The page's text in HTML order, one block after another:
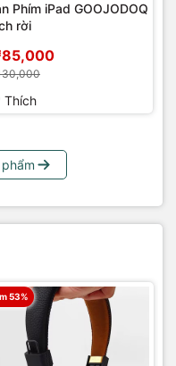
Phím iPad GOOJODOQ
rời
Thích
53%